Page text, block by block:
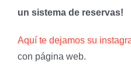
un sistema de reservas!
Aquí te dejamos su
con página web.